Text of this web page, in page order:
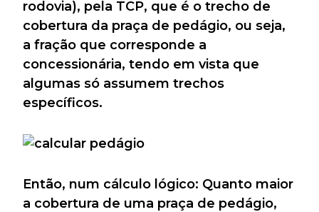
rodovia), pela TCP, que é o trecho de
cobertura da praça de pedágio, ou seja,
a fração que corresponde a
concessionária, tendo em vista que
algumas só assumem trechos
específicos.
Então, num cálculo lógico: Quanto maior
a cobertura de uma praça de pedágio,